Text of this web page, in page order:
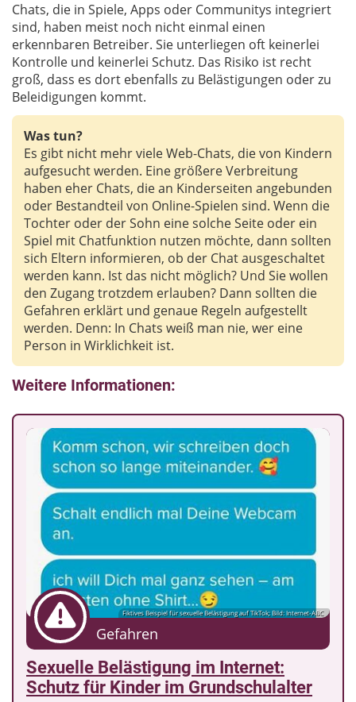
Chats, die in Spiele, Apps oder Communitys integriert
sind, haben meist noch nicht einmal einen
erkennbaren Betreiber. Sie unterliegen oft keinerlei
Kontrolle und keinerlei Schutz. Das Risiko ist recht
groß, dass es dort ebenfalls zu Belästigungen oder zu
Beleidigungen kommt.
Was tun?
Es gibt nicht mehr viele Web-Chats, die von Kindern
aufgesucht werden. Eine größere Verbreitung
haben eher Chats, die an Kinderseiten angebunden
oder Bestandteil von Online-Spielen sind. Wenn die
Tochter oder der Sohn eine solche Seite oder ein
Spiel mit Chatfunktion nutzen möchte, dann sollten
sich Eltern informieren, ob der Chat ausgeschaltet
werden kann. Ist das nicht möglich? Und Sie wollen
den Zugang trotzdem erlauben? Dann sollten die
Gefahren erklärt und genaue Regeln aufgestellt
werden. Denn: In Chats weiß man nie, wer eine
Person in Wirklichkeit ist.
Weitere Informationen:
Fiktives Beispiel für sexuelle Belästigung auf TikTok; Bild: Internet-ABC
Gefahren
Sexuelle Belästigung im Internet:
Schutz für Kinder im Grundschulalter